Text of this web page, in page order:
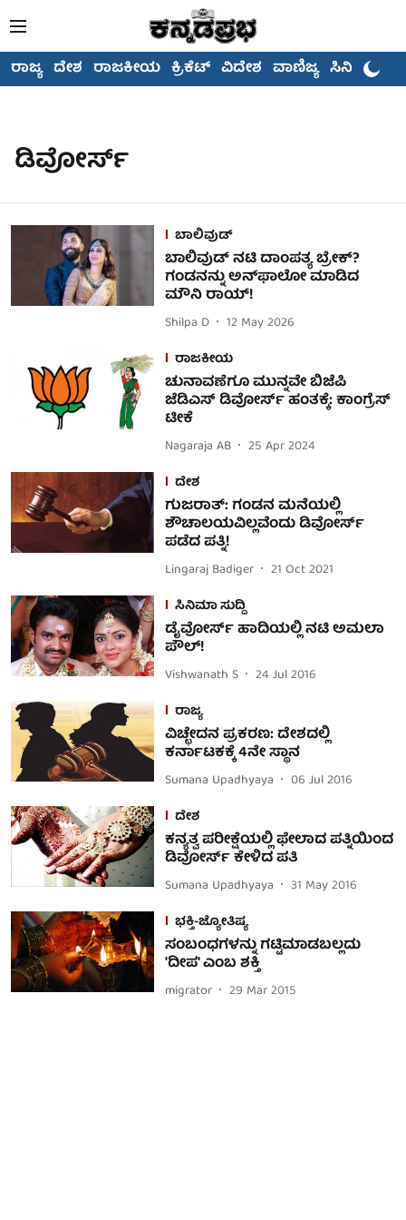
ರಾಜ್ಯ ದೇಶ ರಾಜಕೀಯ ಕ್ರಿಕೆಟ್ ವಿದೇಶ ವಾಣಿಜ್ಯ ಸಿನಿಮಾ
ಡಿವೋರ್ಸ್
ಬಾಲಿವುಡ್
ಬಾಲಿವುಡ್ ನಟಿ ದಾಂಪತ್ಯ ಬ್ರೇಕ್?
ಗಂಡನನ್ನು ಅನ್‌ಫಾಲೋ ಮಾಡಿದ
ಮೌನಿ ರಾಯ್!
Shilpa D
12 May 2026
ರಾಜಕೀಯ
ಚುನಾವಣೆಗೂ ಮುನ್ನವೇ ಬಿಜೆಪಿ
ಜೆಡಿಎಸ್ ಡಿವೋರ್ಸ್ ಹಂತಕ್ಕೆ: ಕಾಂಗ್ರೆಸ್
ಟೀಕೆ
Nagaraja AB
25 Apr 2024
ದೇಶ
ಗುಜರಾತ್: ಗಂಡನ ಮನೆಯಲ್ಲಿ
ಶೌಚಾಲಯವಿಲ್ಲವೆಂದು ಡಿವೋರ್ಸ್​
ಪಡೆದ ಪತ್ನಿ!
Lingaraj Badiger
21 Oct 2021
ಸಿನಿಮಾ ಸುದ್ದಿ
ಡೈವೋರ್ಸ್ ಹಾದಿಯಲ್ಲಿ ನಟಿ ಅಮಲಾ
ಪೌಲ್!
Vishwanath S
24 Jul 2016
ರಾಜ್ಯ
ವಿಚ್ಛೇದನ ಪ್ರಕರಣ: ದೇಶದಲ್ಲಿ
ಕರ್ನಾಟಕಕ್ಕೆ 4ನೇ ಸ್ಥಾನ
Sumana Upadhyaya
06 Jul 2016
ದೇಶ
ಕನ್ಯತ್ವ ಪರೀಕ್ಷೆಯಲ್ಲಿ ಫೇಲಾದ ಪತ್ನಿಯಿಂದ
ಡಿವೋರ್ಸ್ ಕೇಳಿದ ಪತಿ
Sumana Upadhyaya
31 May 2016
ಭಕ್ತಿ-ಜ್ಯೋತಿಷ್ಯ
ಸಂಬಂಧಗಳನ್ನು ಗಟ್ಟಿಮಾಡಬಲ್ಲದು
'ದೀಪ' ಎಂಬ ಶಕ್ತಿ
migrator 29 Mar 2015